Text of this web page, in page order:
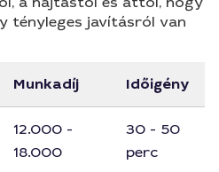
tényleges javításról van
Munkadíj Időigény
12.000 -
18.000
30 - 50
perc